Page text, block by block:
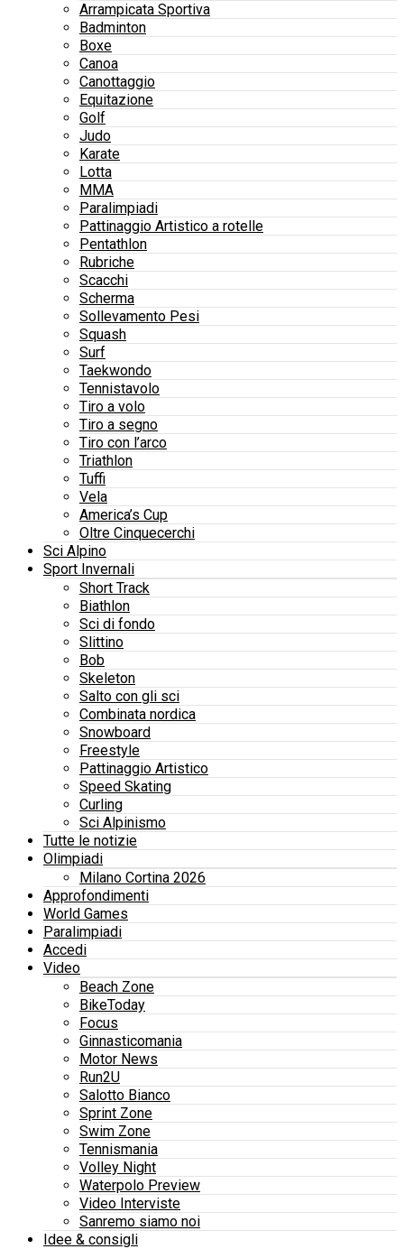
Arrampicata Sportiva
Badminton
Boxe
Canoa
Canottaggio
Equitazione
Golf
Judo
Karate
Lotta
MMA
Paralimpiadi
Pattinaggio Artistico a rotelle
Pentathlon
Rubriche
Scacchi
Scherma
Sollevamento Pesi
Squash
Surf
Taekwondo
Tennistavolo
Tiro a volo
Tiro a segno
Tiro con l’arco
Triathlon
Tuffi
Vela
America’s Cup
Oltre Cinquecerchi
Sci Alpino
Sport Invernali
Short Track
Biathlon
Sci di fondo
Slittino
Bob
Skeleton
Salto con gli sci
Combinata nordica
Snowboard
Freestyle
Pattinaggio Artistico
Speed Skating
Curling
Sci Alpinismo
Tutte le notizie
Olimpiadi
Milano Cortina 2026
Approfondimenti
World Games
Paralimpiadi
Accedi
Video
Beach Zone
BikeToday
Focus
Ginnasticomania
Motor News
Run2U
Salotto Bianco
Sprint Zone
Swim Zone
Tennismania
Volley Night
Waterpolo Preview
Video Interviste
Sanremo siamo noi
Idee & consigli